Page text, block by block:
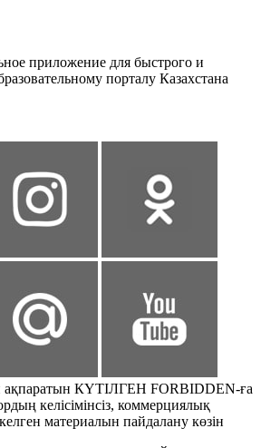
приложение для быстрого и
порталу Казахстана
ақпаратын КҮТІЛГЕН FORBIDDEN-ға
келісімінсіз, коммерциялық
материалын пайдалану көзін